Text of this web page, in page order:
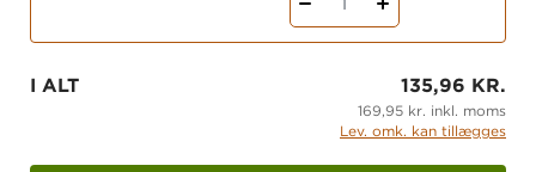
I ALT 135,96 KR.
169,95 kr. inkl. moms
Lev. omk. kan tillægges